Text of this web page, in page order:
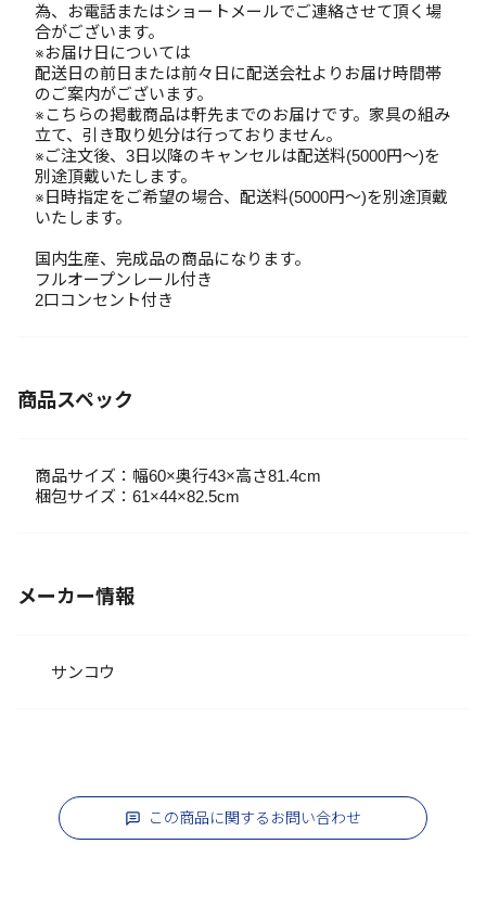
為、お電話またはショートメールでご連絡させて頂く場
合がございます。
※お届け日については
配送日の前日または前々日に配送会社よりお届け時間帯
のご案内がございます。
※こちらの掲載商品は軒先までのお届けです。家具の組み
立て、引き取り処分は行っておりません。
※ご注文後、3日以降のキャンセルは配送料(5000円～)を
別途頂戴いたします。
※日時指定をご希望の場合、配送料(5000円～)を別途頂戴
いたします。
国内生産、完成品の商品になります。
フルオープンレール付き
2口コンセント付き
商品スペック
商品サイズ：幅60×奥行43×高さ81.4cm
梱包サイズ：61×44×82.5cm
メーカー情報
サンコウ
この商品に関するお問い合わせ